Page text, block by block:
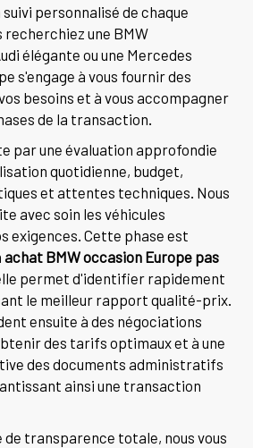
personnalisé de chaque
recherchiez une BMW
élégante ou une Mercedes
s'engage à vous fournir des
besoins et à vous accompagner
de la transaction.
par une évaluation approfondie
quotidienne, budget,
et attentes techniques. Nous
avec soin les véhicules
exigences. Cette phase est
achat BMW occasion Europe pas
permet d'identifier rapidement
le meilleur rapport qualité-prix.
ensuite à des négociations
des tarifs optimaux et à une
des documents administratifs
ainsi une transaction
de transparence totale, nous vous